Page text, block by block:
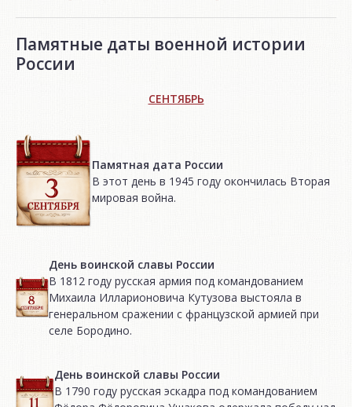
Памятные даты военной истории
России
СЕНТЯБРЬ
Памятная дата России
В этот день в 1945 году окончилась Вторая
мировая война.
День воинской славы России
В 1812 году русская армия под командованием
Михаила Илларионовича Кутузова выстояла в
генеральном сражении с французской армией при
селе Бородино.
День воинской славы России
В 1790 году русская эскадра под командованием